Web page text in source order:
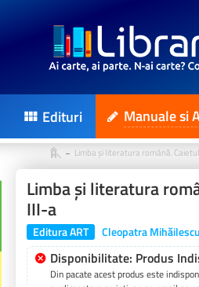
Edituri Manuale si
Limba și literatura română.
Limba și literatura
III-a
Editura ART Cleopatra
Disponibilitate: Produs
Din pacate acest produs este